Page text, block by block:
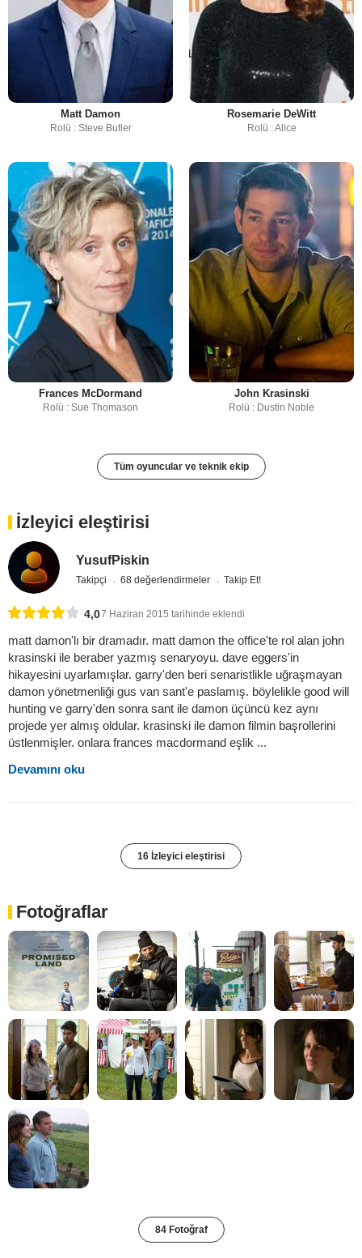
Matt Damon
Rolü : Steve Butler
Rosemarie DeWitt
Rolü : Alice
Frances McDormand
Rolü : Sue Thomason
John Krasinski
Rolü : Dustin Noble
Tüm oyuncular ve teknik ekip
İzleyici eleştirisi
YusufPiskin
Takipçi 68 değerlendirmeler Takip Et!
4,07 Haziran 2015 tarihinde eklendi
matt damon'lı bir dramadır. matt damon the office'te rol alan john
krasinski ile beraber yazmış senaryoyu. dave eggers'in
hikayesini uyarlamışlar. garry'den beri senaristlikle uğraşmayan
damon yönetmenliği gus van sant'e paslamış. böylelikle good will
hunting ve garry'den sonra sant ile damon üçüncü kez aynı
projede yer almış oldular. krasinski ile damon filmin başrollerini
üstlenmişler. onlara frances macdormand eşlik ...
Devamını oku
16 İzleyici eleştirisi
Fotoğraflar
84 Fotoğraf